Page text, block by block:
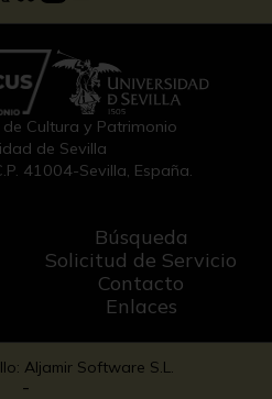
Cultura y Patrimonio
de Sevilla
41004-Sevilla, España.
Búsqueda
Solicitud de Servicio
Contacto
Enlaces
Aljamir Software S.L.
-